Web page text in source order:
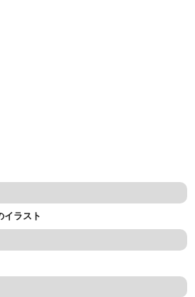
イラスト